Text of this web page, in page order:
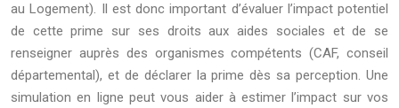
au Logement). Il est donc important d’évaluer l’impact potentiel
de cette prime sur ses droits aux aides sociales et de se
renseigner auprès des organismes compétents (CAF, conseil
départemental), et de déclarer la prime dès sa perception. Une
simulation en ligne peut vous aider à estimer l’impact sur vos